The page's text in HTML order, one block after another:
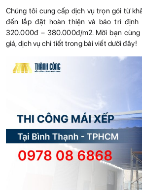
Chúng tôi cung cấp dịch vụ trọn gói từ
đến lắp đặt hoàn thiện và bảo trì
320.000đ – 380.000đ/m2. Mời bạn
giá, dịch vụ chi tiết trong bài viết dưới đây!